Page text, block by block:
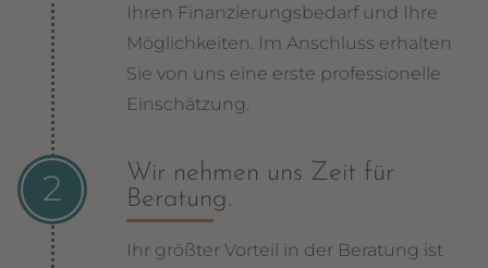
Ihren Finanzierungsbedarf und Ihre
Möglichkeiten. Im Anschluss erhalten
Sie von uns eine erste professionelle
Einschätzung.
Wir nehmen uns Zeit für
Beratung.
Ihr größter Vorteil in der Beratung ist